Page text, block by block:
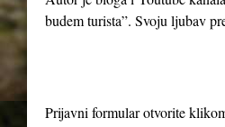
budem turista”. Svoju ljubav
Prijavni formular otvorite